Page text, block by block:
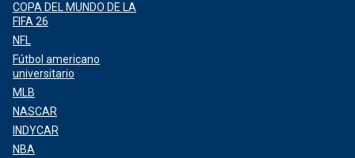
COPA DEL MUNDO DE LA
FIFA 26
NFL
Fútbol americano
universitario
MLB
NASCAR
INDYCAR
NBA